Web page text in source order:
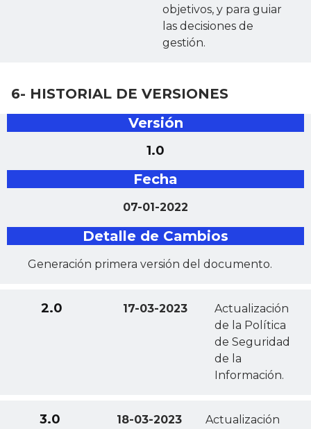
objetivos, y para guiar
las decisiones de
gestión.
6- HISTORIAL DE VERSIONES
Versión
1.0
Fecha
07-01-2022
Detalle de Cambios
Generación primera versión del documento.
2.0 17-03-2023
Actualización
de la Política
de Seguridad
de la
Información.
3.0 18-03-2023
Actualización